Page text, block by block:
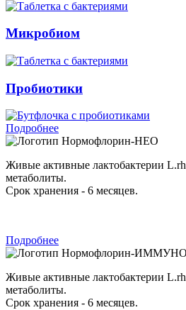
Микробиом
Пробиотики
Подробнее
Нормофлорин-НЕО
Живые активные лактобактерии
метаболиты.
Срок хранения - 6 месяцев.
Подробнее
Нормофлорин-ИММУНО
Живые активные лактобактерии
метаболиты.
Срок хранения - 6 месяцев.